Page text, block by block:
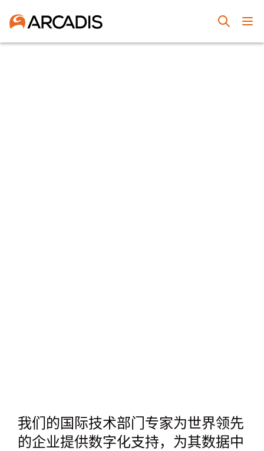
我们的国际技术部门专家为世界领先
的企业提供数字化支持，为其数据中